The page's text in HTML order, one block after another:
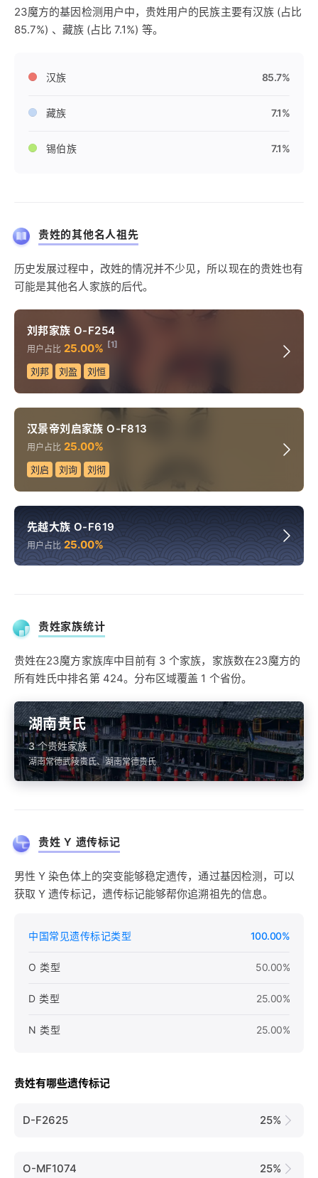
23魔方的基因检测用户中，贵姓用户的民族主要有汉族 (占比
85.7%) 、藏族 (占比 7.1%) 等。
汉族 85.7%
藏族 7.1%
锡伯族 7.1%
贵姓的其他名人祖先
历史发展过程中，改姓的情况并不少见，所以现在的贵姓也有
可能是其他名人家族的后代。
刘邦家族 O-F254
用户占比 25.00% [1]
刘邦 刘盈 刘恒
汉景帝刘启家族 O-F813
用户占比 25.00%
刘启 刘询 刘彻
先越大族 O-F619
用户占比 25.00%
贵姓家族统计
贵姓在23魔方家族库中目前有 3 个家族，家族数在23魔方的
所有姓氏中排名第 424。分布区域覆盖 1 个省份。
湖南贵氏
3 个贵姓家族
湖南常德武陵贵氏、湖南常德贵氏
贵姓 Y 遗传标记
男性 Y 染色体上的突变能够稳定遗传，通过基因检测，可以
获取 Y 遗传标记，遗传标记能够帮你追溯祖先的信息。
中国常见遗传标记类型 100.00%
O 类型 50.00%
D 类型 25.00%
N 类型 25.00%
贵姓有哪些遗传标记
D-F2625 25%
O-MF1074 25%